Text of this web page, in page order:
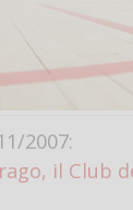
2007:
il Club